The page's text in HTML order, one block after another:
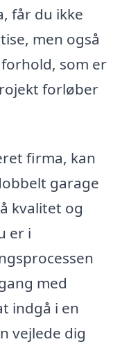
får du ikke
men også
som er
forløber
firma, kan
garage
kvalitet og
er i
med
indgå i en
vejlede dig